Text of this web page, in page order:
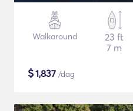
Walkaround
23 ft
7 m
$1,837 /dag